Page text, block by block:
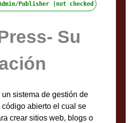
Publisher |not checked
Su
sistema de gestión de
abierto el cual se
crear sitios web, blogs o